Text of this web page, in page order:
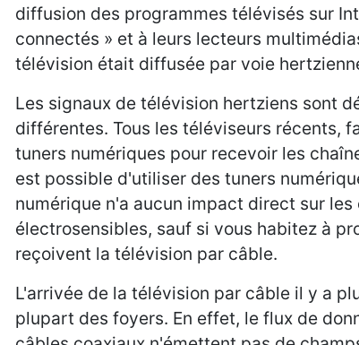
diffusion des programmes télévisés sur
connectés » et à leurs lecteurs
télévision était diffusée par voie
Les signaux de télévision hertziens sont
différentes. Tous les téléviseurs récents,
tuners numériques pour recevoir les
est possible d'utiliser des tuners
numérique n'a aucun impact direct sur
électrosensibles, sauf si vous habitez à
reçoivent la télévision par câble.
L'arrivée de la télévision par câble il y a
plupart des foyers. En effet, le flux de